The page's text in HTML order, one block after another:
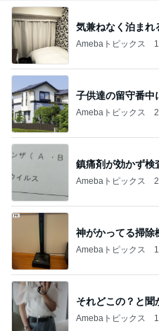
気兼ねなく泊まれ
Amebaトピックス
子供達の留守番中
Amebaトピックス
鎮痛剤が効かず検
Amebaトピックス
神がかってる掃除
Amebaトピックス
それどこの？と聞
Amebaトピックス